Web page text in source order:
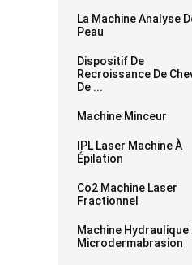
La Machine Analyse
Peau
Dispositif De
Recroissance De
De ...
Machine Minceur
IPL Laser Machine À
Épilation
Co2 Machine Laser
Fractionnel
Machine Hydraulique
Microdermabrasion